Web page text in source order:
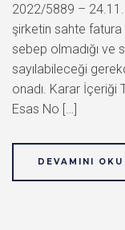
2022/5889 –
şirketin sahte fatura
sebep olmadığı ve
sayılabileceği
onadı. Karar İçeriği
Esas No […]
DEVAMINI OKU